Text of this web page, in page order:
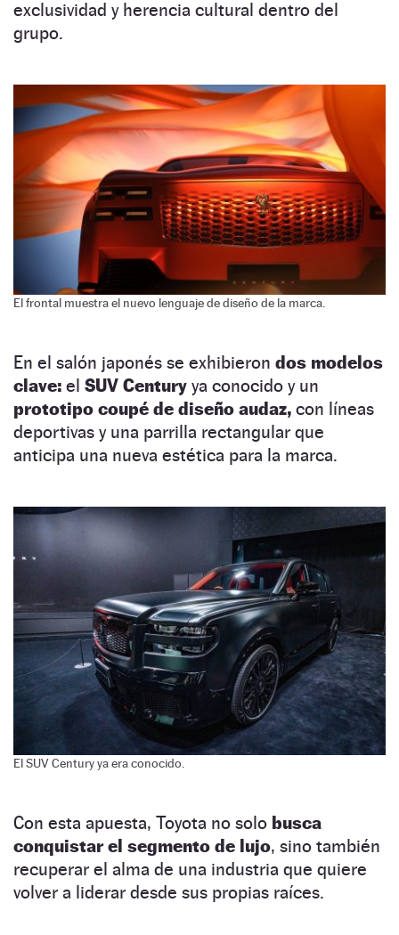
exclusividad y herencia cultural dentro del
grupo.
El frontal muestra el nuevo lenguaje de diseño de la marca.
En el salón japonés se exhibieron dos modelos
clave: el SUV Century ya conocido y un
prototipo coupé de diseño audaz, con líneas
deportivas y una parrilla rectangular que
anticipa una nueva estética para la marca.
El SUV Century ya era conocido.
Con esta apuesta, Toyota no solo busca
conquistar el segmento de lujo, sino también
recuperar el alma de una industria que quiere
volver a liderar desde sus propias raíces.